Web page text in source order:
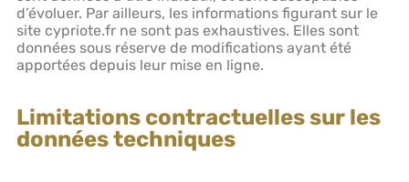
d’évoluer. Par ailleurs, les informations figurant sur le
site cypriote.fr ne sont pas exhaustives. Elles sont
données sous réserve de modifications ayant été
apportées depuis leur mise en ligne.
Limitations contractuelles sur les
données techniques